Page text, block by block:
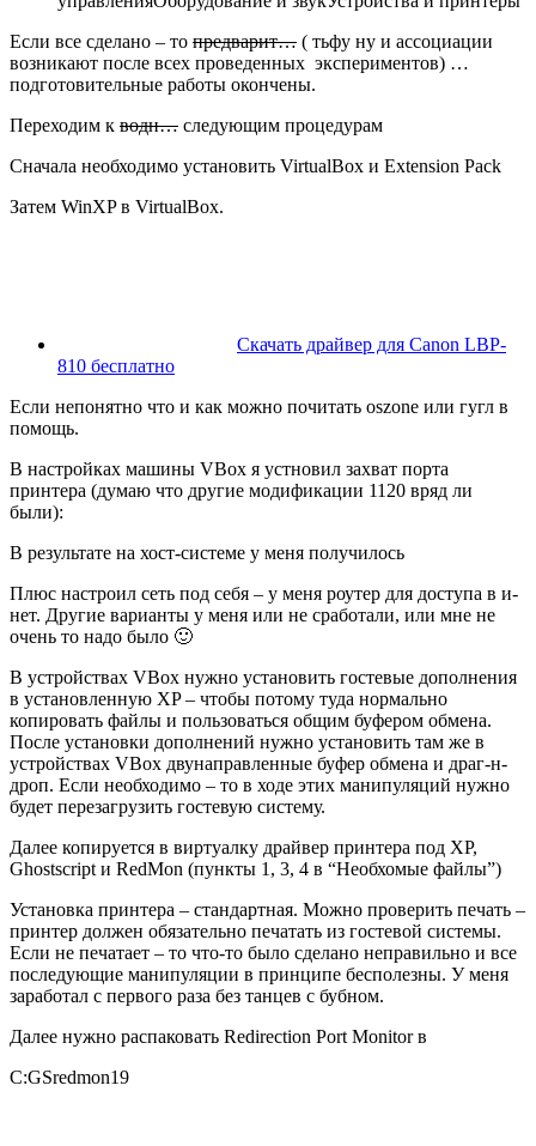
Если все сделано – то предварит… ( тьфу ну и ассоциации
возникают после всех проведенных экспериментов) …
подготовительные работы окончены.
Переходим к водн… следующим процедурам
Сначала необходимо установить VirtualBox и Extension Pack
Затем WinXP в VirtualBox.
Скачать драйвер для Canon LBP-
810 бесплатно
Если непонятно что и как можно почитать oszone или гугл в
помощь.
В настройках машины VBox я устновил захват порта
принтера (думаю что другие модификации 1120 вряд ли
были):
В результате на хост-системе у меня получилось
Плюс настроил сеть под себя – у меня роутер для доступа в и-
нет. Другие варианты у меня или не сработали, или мне не
очень то надо было 🙂
В устройствах VBox нужно установить гостевые дополнения
в установленную XP – чтобы потому туда нормально
копировать файлы и пользоваться общим буфером обмена.
После установки дополнений нужно установить там же в
устройствах VBox двунаправленные буфер обмена и драг-н-
дроп. Если необходимо – то в ходе этих манипуляций нужно
будет перезагрузить гостевую систему.
Далее копируется в виртуалку драйвер принтера под XP,
Ghostscript и RedMon (пункты 1, 3, 4 в “Необхомые файлы”)
Установка принтера – стандартная. Можно проверить печать –
принтер должен обязательно печатать из гостевой системы.
Если не печатает – то что-то было сделано неправильно и все
последующие манипуляции в принципе бесполезны. У меня
заработал с первого раза без танцев с бубном.
Далее нужно распаковать Redirection Port Monitor в
C:GSredmon19